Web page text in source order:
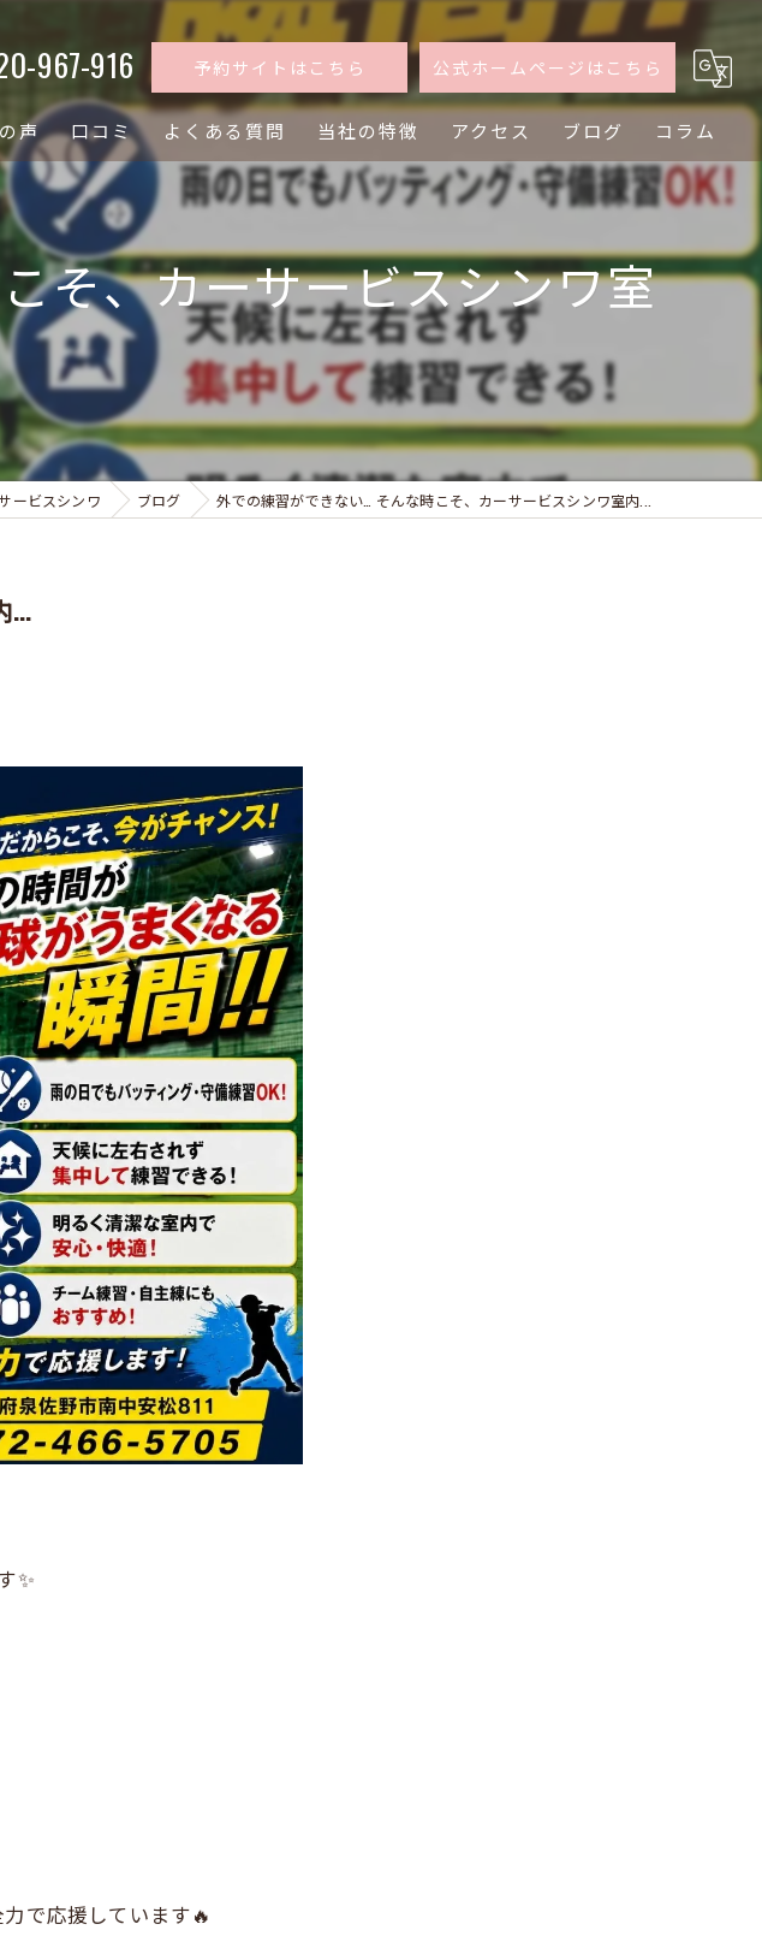
967-916 予約サイトはこちら 公式ホームページはこちら
声 口コミ よくある質問 当社の特徴
軽自動車
普通車
買取
査定
乗り換え
アクセス ブログ コラム
そ、カーサービスシンワ室
ービスシンワ ブログ 外での練習ができない… そんな時こそ、カーサービスシンワ室内...
...
✨
で応援しています🔥